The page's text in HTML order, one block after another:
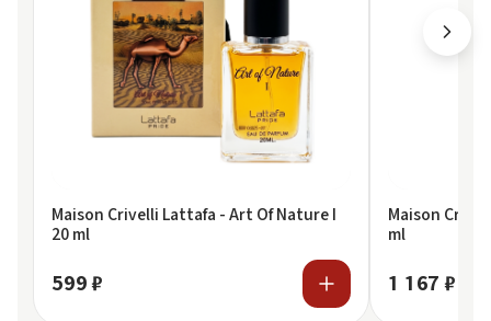
Maison Crivelli Lattafa - Art Of Nature I
20 ml
599 ₽
Maison
ml
1 167 ₽